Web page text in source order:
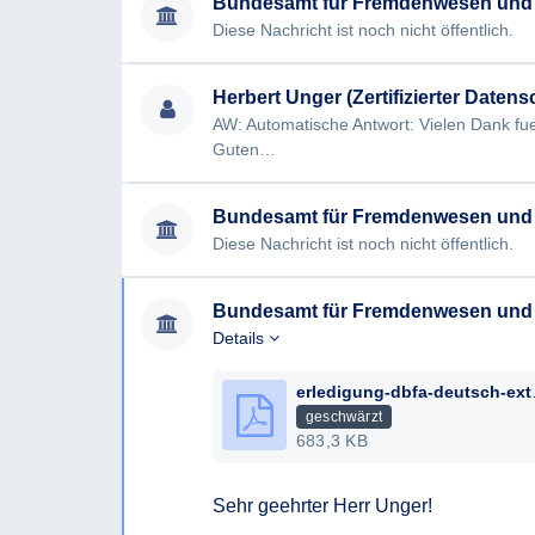
• Falls die Frage zu einem der KI-Systeme mit
• Falls die Frage zu einem der KI-Systeme mit
einen Implementierungsleitfaden, Richtlinien
Gem. AI Act - Inakzeptable KI Technologien
KI-Systeme zur unterschwelligen
Ältere, Menschen mit Behinderung) ausnutzen
KI-Systeme zum sogenannten „social scoring“
Straftat begehen wird)
Diese Nachricht ist noch nicht öffentlich.
Herbert Unger (Zertifizierter
Guten…
Bundesamt für Fremdenwesen und
Diese Nachricht ist noch nicht öffentlich.
Bundesamt für Fremdenwesen und
Details
geschwärzt
683,3 KB
Sehr geehrter Herr Unger!